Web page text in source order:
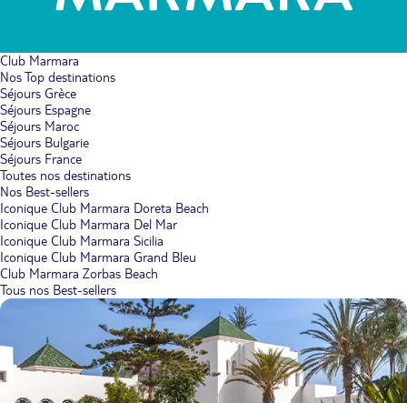
Club Marmara
Nos Top destinations
Séjours Grèce
Séjours Espagne
Séjours Maroc
Séjours Bulgarie
Séjours France
Toutes nos destinations
Nos Best-sellers
Iconique Club Marmara Doreta Beach
Iconique Club Marmara Del Mar
Iconique Club Marmara Sicilia
Iconique Club Marmara Grand Bleu
Club Marmara Zorbas Beach
Tous nos Best-sellers